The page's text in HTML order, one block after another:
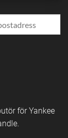
för Yankee